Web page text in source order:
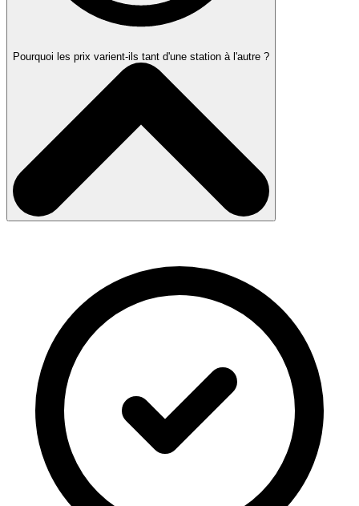
Pourquoi les prix varient-ils tant d'une station à l'autre ?